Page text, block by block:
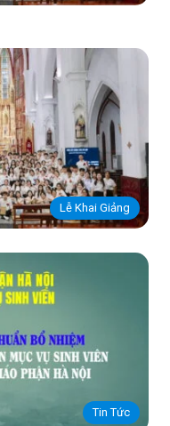
Lễ Khai Giảng
Tin Tức